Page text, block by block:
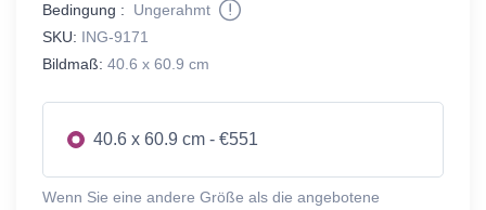
Bedingung :
Ungerahmt
SKU: ING-9171
Bildmaß: 40.6 x 60.9 cm
40.6 x 60.9 cm - €551
Wenn Sie eine andere Größe als die angebotene